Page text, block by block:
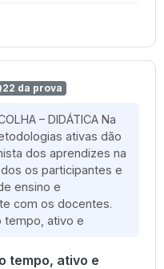
da prova
– DIDÁTICA Na
ativas dão
dos aprendizes na
os participantes e
ensino e
com os docentes.
tempo, ativo e
tempo, ativo e